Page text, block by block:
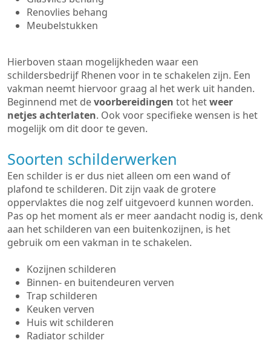
Renovlies behang
Meubelstukken
Hierboven staan mogelijkheden waar een
schildersbedrijf Rhenen voor in te schakelen zijn. Een
vakman neemt hiervoor graag al het werk uit handen.
Beginnend met devoorbereidingen tot hetweer
netjes achterlaten. Ook voor specifieke wensen is het
mogelijk om dit door te geven.
Soorten schilderwerken
Een schilder is er dus niet alleen om een wand of
plafond te schilderen. Dit zijn vaak de grotere
oppervlaktes die nog zelf uitgevoerd kunnen worden.
Pas op het moment als er meer aandacht nodig is, denk
aan het schilderen van een buitenkozijnen, is het
gebruik om een vakman in te schakelen.
Kozijnen schilderen
Binnen- en buitendeuren verven
Trap schilderen
Keuken verven
Huis wit schilderen
Radiator schilder